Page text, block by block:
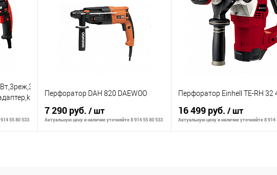
К сравнению
В избранное
В наличии
К сравнению
В избранное
В
55 80 533
Перфоратор DAH 820 DAEWOO
7 290 руб. / шт
Актуальную цену и наличие уточняйте 8 914 55 80 533
Перфоратор Einhell TE-RH 32
16 499 руб. / шт
Актуальную цену и наличие уточняйте 8 914